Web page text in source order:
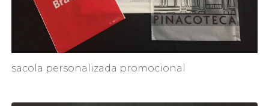
sacola personalizada promocional